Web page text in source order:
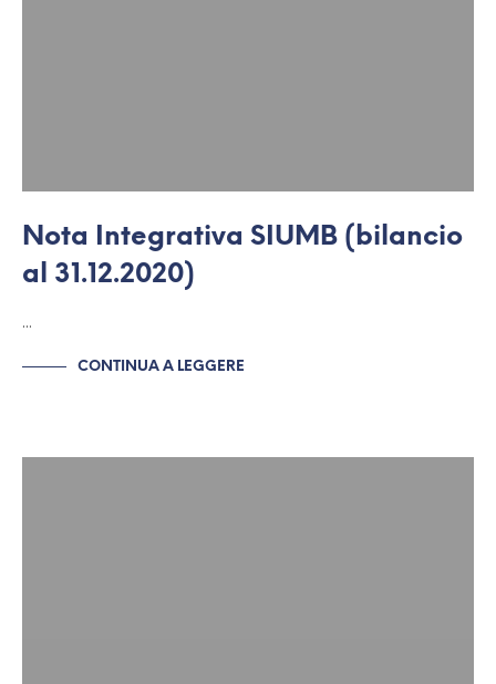
Nota Integrativa SIUMB (bilancio
al 31.12.2020)
…
CONTINUA A LEGGERE